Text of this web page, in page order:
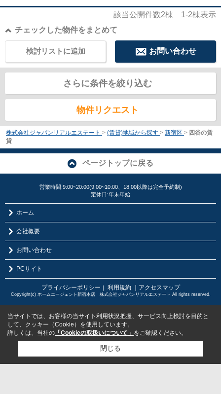
該当公開件数2棟 1-2棟表示
チェックした物件をまとめて
お問い合わせ
検討リストに追加
さらに条件を絞り込む
物件リクエスト
株式会社ジャパンリアルエステート > (賃貸)地域から探す > 新宿区 > 四谷の賃
貸
ページトップに戻る
営業時間:9:00~20:00(9:00~10:00、18:00以降は完全予約制)
定休日:年末年始
ホーム
会社概要
お問い合わせ
PCサイト
プライバシーポリシー ｜ 利用規約 ｜アクセスマップ
Copyright(c) ホームエージェント新宿本店 株式会社ジャパンリアルエステート All rights reserved.
当サイトでは、お客様の当サイト利用状況把握、サービス向上検討を目的と
して、クッキー（Cookie）を使用しています。
詳しくは、当社の 「Cookieの取扱いについて」 をご確認ください。
閉じる